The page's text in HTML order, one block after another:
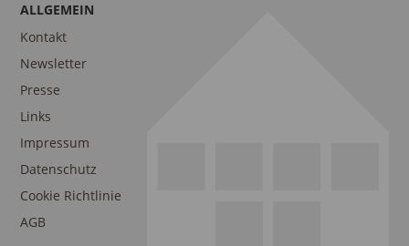
ALLGEMEIN
Kontakt
Newsletter
Presse
Links
Impressum
Datenschutz
Cookie Richtlinie
AGB